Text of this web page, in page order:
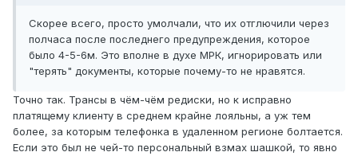
Скорее всего, просто умолчали, что их отглючили через
полчаса после последнего предупреждения, которое
было 4-5-6м. Это вполне в духе МРК, игнорировать или
"терять" документы, которые почему-то не нравятся.
Точно так. Трансы в чём-чём редиски, но к исправно
платящему клиенту в среднем крайне лояльны, а уж тем
более, за которым телефонка в удаленном регионе болтается.
Если это был не чей-то персональный взмах шашкой, то явно